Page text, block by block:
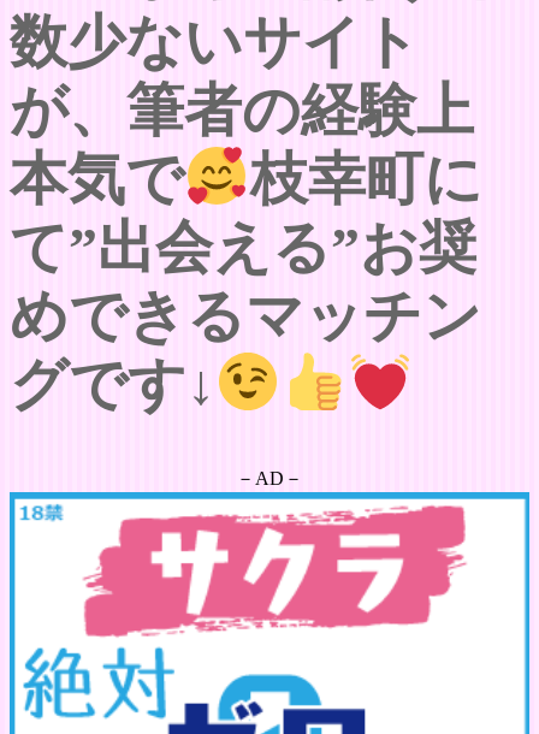
数少ないサイト
が、筆者の経験上
本気で
枝幸町に
て”出会える”お奨
めできるマッチン
グです↓
－AD－